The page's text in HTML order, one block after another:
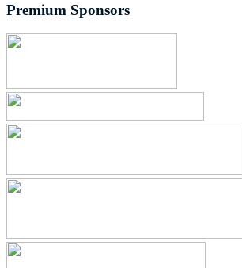
Premium Sponsors